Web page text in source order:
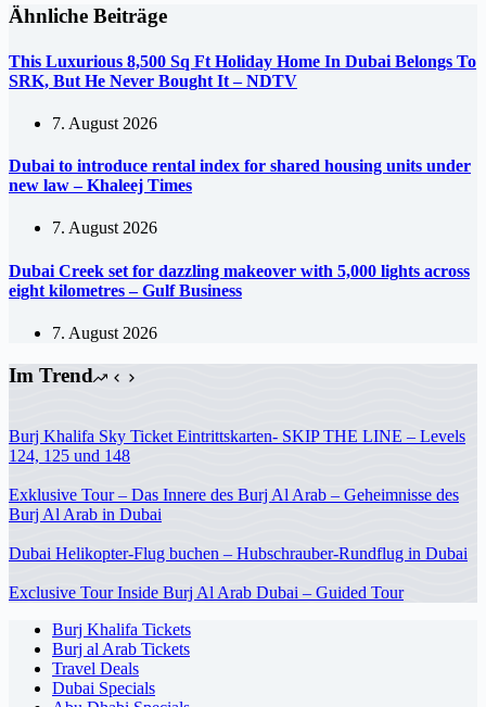
Ähnliche Beiträge
This Luxurious 8,500 Sq Ft Holiday Home In Dubai Belongs To
SRK, But He Never Bought It – NDTV
7. August 2026
Dubai to introduce rental index for shared housing units under
new law – Khaleej Times
7. August 2026
Dubai Creek set for dazzling makeover with 5,000 lights across
eight kilometres – Gulf Business
7. August 2026
Im Trend
Burj Khalifa Sky Ticket Eintrittskarten- SKIP THE LINE – Levels
124, 125 und 148
Exklusive Tour – Das Innere des Burj Al Arab – Geheimnisse des
Burj Al Arab in Dubai
Dubai Helikopter-Flug buchen – Hubschrauber-Rundflug in Dubai
Exclusive Tour Inside Burj Al Arab Dubai – Guided Tour
Burj Khalifa Tickets
Burj al Arab Tickets
Travel Deals
Dubai Specials